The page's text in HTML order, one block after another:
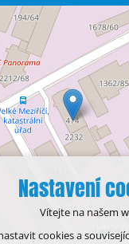
Leaflet |
Nastavení
Vítejte na našem
cookies a